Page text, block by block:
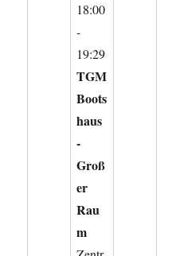
18:00
-
19:29
TGM
Boots
haus
-
Groß
er
Rau
m